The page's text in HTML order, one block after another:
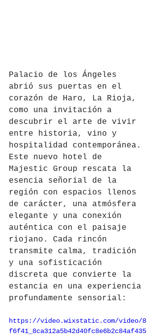
Palacio de los Ángeles
abrió sus puertas en el
corazón de Haro, La Rioja,
como una invitación a
descubrir el arte de vivir
entre historia, vino y
hospitalidad contemporánea.
Este nuevo hotel de
Majestic Group rescata la
esencia señorial de la
región con espacios llenos
de carácter, una atmósfera
elegante y una conexión
auténtica con el paisaje
riojano. Cada rincón
transmite calma, tradición
y una sofisticación
discreta que convierte la
estancia en una experiencia
profundamente sensorial:
https://video.wixstatic.com/video/8
f6f41_8ca312a5b42d40fc8e6b2c84af435